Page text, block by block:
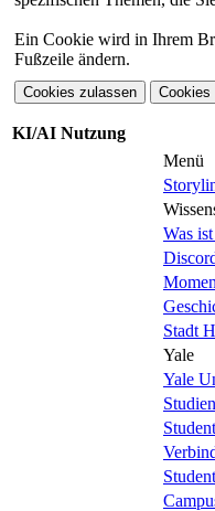
Ein Cookie wird in Ihrem
Fußzeile ändern.
KI/AI Nutzung
Menü
Was
Stadt
Yale
Yale